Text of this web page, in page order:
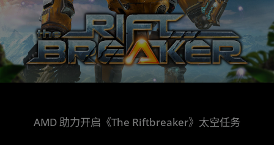
AMD 助力开启《The Riftbreaker》太空任务